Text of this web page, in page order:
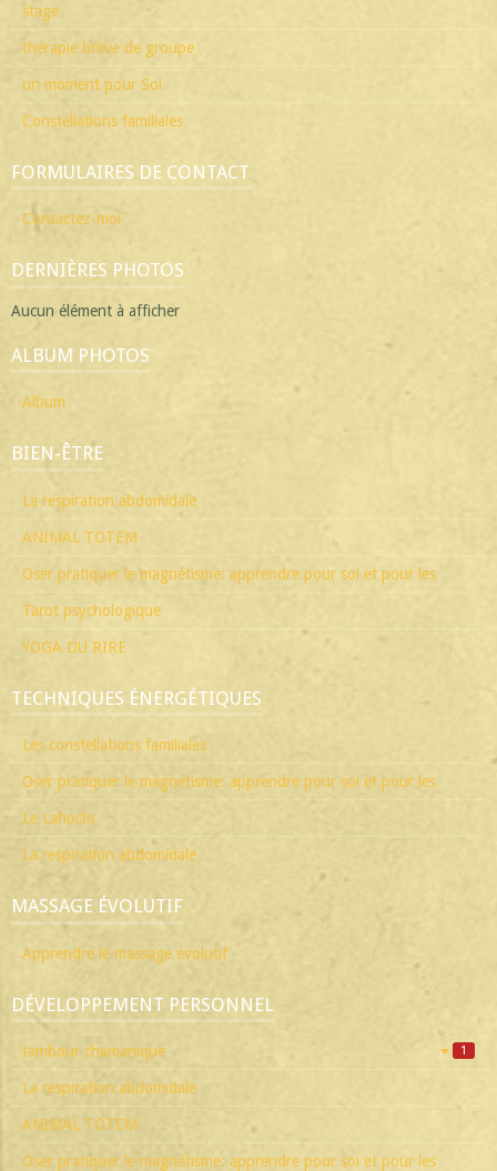
stage
thérapie brève de groupe
un moment pour Soi
Constellations familiales
FORMULAIRES DE CONTACT
Contactez-moi
DERNIÈRES PHOTOS
Aucun élément à afficher
ALBUM PHOTOS
Album
BIEN-ÊTRE
La respiration abdomidale
ANIMAL TOTEM
Oser pratiquer le magnétisme: apprendre pour soi et pour les
Tarot psychologique
YOGA DU RIRE
TECHNIQUES ÉNERGÉTIQUES
Les constellations familiales
Oser pratiquer le magnétisme: apprendre pour soi et pour les
Le Lahochi
La respiration abdomidale
MASSAGE ÉVOLUTIF
Apprendre le massage évolutif
DÉVELOPPEMENT PERSONNEL
tambour chamanique 1
La respiration abdomidale
ANIMAL TOTEM
Oser pratiquer le magnétisme: apprendre pour soi et pour les